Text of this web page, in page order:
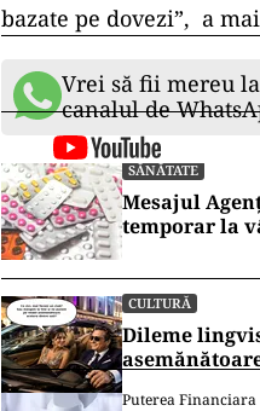
bazate pe dovezi”, a
Vrei să fii mereu
canalul de
SĂNĂTATE
Mesajul
temporar la
CULTURĂ
Dileme
Puterea Financiara